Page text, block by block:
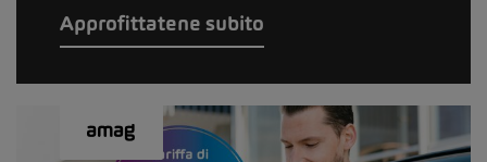
Approfittatene subito